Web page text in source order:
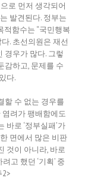
로 먼저 생각되어
발견된다. 정부는
적함수는 “국민행복
. 초선의원은 재선
경우가 많다. 그렇
감하고, 문제를 수
다.
할 수 없는 경우를
염려가 팽배함에도
바로 ‘정부실패’가
면에서 많은 비판
것이 아니라, 바로
고 했던 ‘기획’ 중